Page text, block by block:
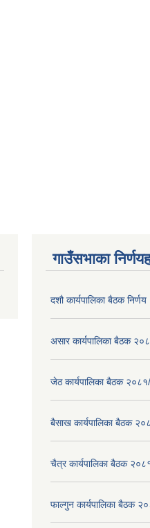
गाउँसभाका
दशौ कार्यपालिका बैठक निर्णय
असार कार्यपालिका बैठक
जेठ कार्यपालिका बैठक
बैसाख कार्यपालिका बैठक
चैत्र कार्यपालिका बैठक
फाल्गुन कार्यपालिका बैठक